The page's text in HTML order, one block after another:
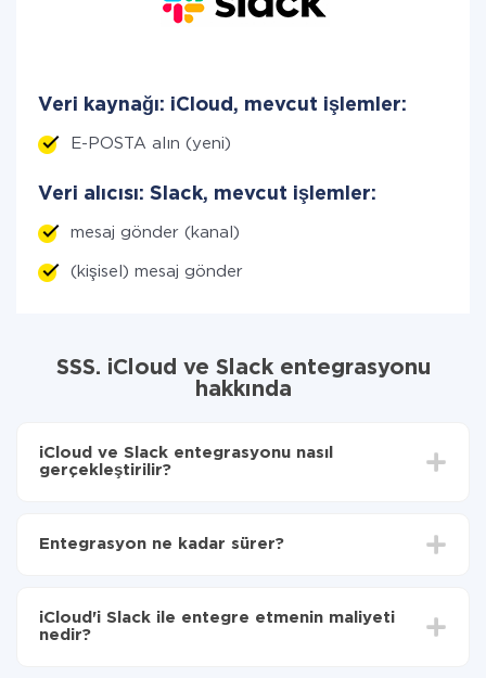
Veri kaynağı: iCloud, mevcut işlemler:
E-POSTA alın (yeni)
Veri alıcısı: Slack, mevcut işlemler:
mesaj gönder (kanal)
(kişisel) mesaj gönder
SSS. iCloud ve Slack entegrasyonu
hakkında
iCloud ve Slack entegrasyonu nasıl
gerçekleştirilir?
seçin
aktarılacaktır.
Entegrasyon ne kadar sürer?
olarak, 10-15 dakika sürer.
iCloud'i Slack ile entegre etmenin maliyeti
nedir?